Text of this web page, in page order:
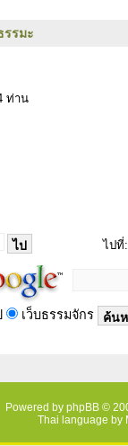
รรมะ
ท่าน
ไปที่:
เว็บธรรมจักร
Powered by phpBB ©
Thai language by